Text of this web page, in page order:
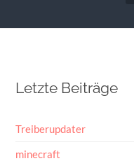
Letzte Beiträge
Treiberupdater
minecraft